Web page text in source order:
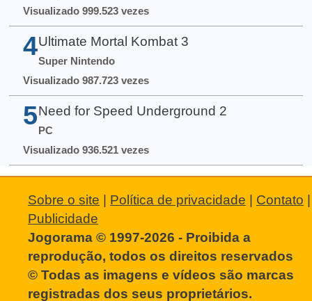
Visualizado 999.523 vezes
4 Ultimate Mortal Kombat 3
Super Nintendo
Visualizado 987.723 vezes
5 Need for Speed Underground 2
PC
Visualizado 936.521 vezes
Sobre o site Política de privacidade Contato
Publicidade
Jogorama © 1997-2026 - Proibida a
reprodução, todos os direitos reservados
© Todas as imagens e vídeos são marcas
registradas dos seus proprietários.